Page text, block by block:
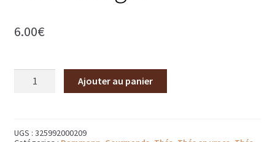
Bougies parfumées Woodwick
Sachets parfumés
6.00€
réglisse
Ajouter au panier
UGS : 325992000209